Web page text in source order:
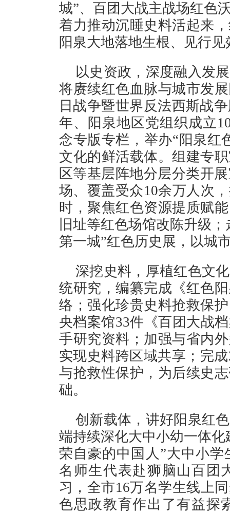
城”、百团大战主战场红色
着力推动沉睡史料活起来
阳泉大地落地生根、见行见
以史资政，深度融入发
将赓续红色血脉与城市发
日战争暨世界反法西斯战
年、阳泉地区党组织成立
念专版专栏，举办“阳泉红
文化的鲜活载体。组建专
区等基层阵地分层分类开
场、覆盖受众10余万人次
时，聚焦红色资源提质赋
旧址等红色场馆改陈升级
第一城”红色历史展，以城
深挖史料，厚植红色文
统研究，编纂完成《红色
络；强化珍贵史料抢救保
央档案馆33件《百团大战
手研究资料；加强与省内
实现史料跨区域共享；完
与抢救性保护，为后续史
础。
创新载体，讲好阳泉红
端持续深化大中小幼一体
荣自豪的中国人”大中小
名师生代表赴狮脑山百团
习，全市16万名学生线上
色思政教育作出了有益探